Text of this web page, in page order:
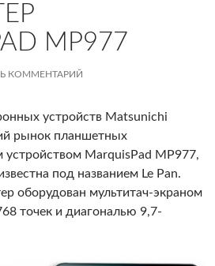
MP977
КОММЕНТАРИЙ
устройств Matsunichi
рынок планшетных
устройством MarquisPad MP977,
под названием Le Pan.
оборудован мультитач-экраном
точек и диагональю 9,7-